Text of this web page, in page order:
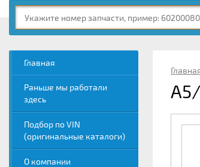
Главная
Раньше мы работали
здесь
Подбор по VIN
(оригинальные каталоги)
О компании